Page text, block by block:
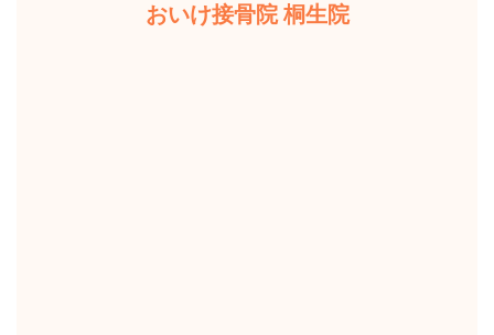
おいけ接骨院 桐生院